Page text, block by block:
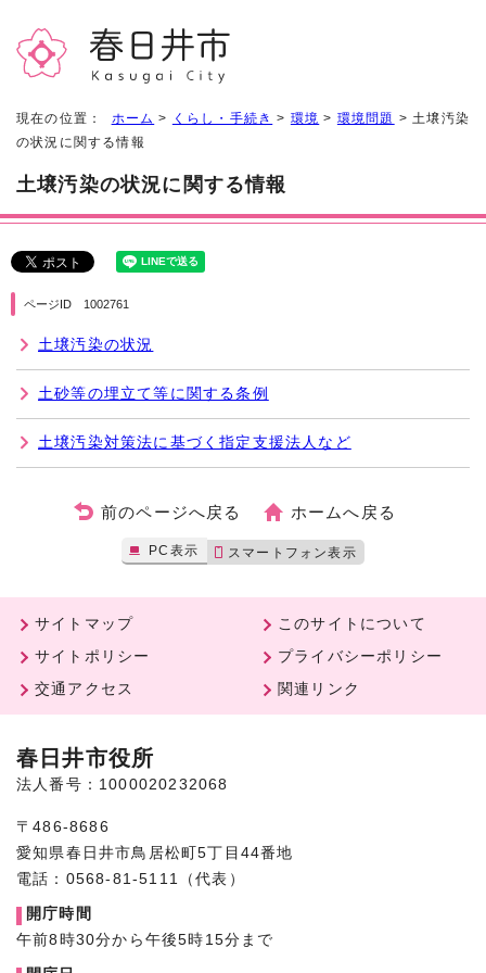
現在の位置： ホーム > くらし・手続き > 環境 > 環境問題 > 土壌汚染
の状況に関する情報
土壌汚染の状況に関する情報
ページID 1002761
土壌汚染の状況
土砂等の埋立て等に関する条例
土壌汚染対策法に基づく指定支援法人など
前のページへ戻る ホームへ戻る
PC表示 スマートフォン表示
サイトマップ
このサイトについて
サイトポリシー
プライバシーポリシー
交通アクセス
関連リンク
春日井市役所
法人番号：1000020232068
〒486-8686
愛知県春日井市鳥居松町5丁目44番地
電話：0568-81-5111（代表）
開庁時間
午前8時30分から午後5時15分まで